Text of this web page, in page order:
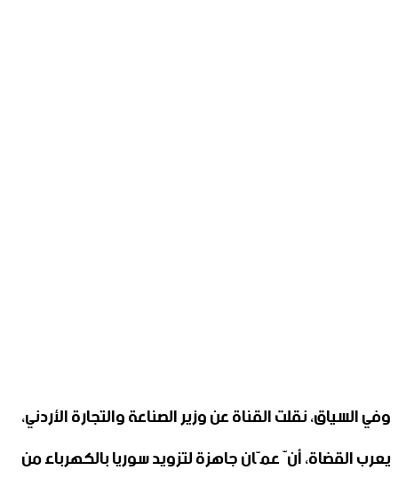
وفي السياق، نقلت القناة عن وزير الصناعة والتجارة الأردني،
يعرب القضاة، أنّ عمّان جاهزة لتزويد سوريا بالكهرباء من